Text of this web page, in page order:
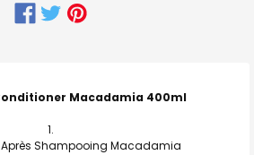
Macadamia 400ml
Shampooing Macadamia